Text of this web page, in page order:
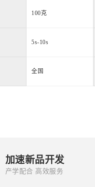
100克
5s-10s
全国
加速新品开发
产学配合 高效服务